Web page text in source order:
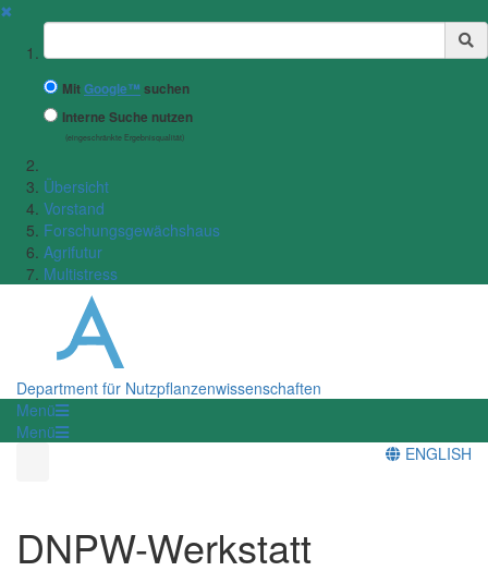
✖
Suchbegriff
MitGoogle™ suchen
Interne Suche nutzen
(eingeschränkte Ergebnisqualität)
Übersicht
Vorstand
Forschungsgewächshaus
Agrifutur
Multistress
Department für Nutzpflanzenwissenschaften
Menü
Menü
ENGLISH
DNPW-Werkstatt